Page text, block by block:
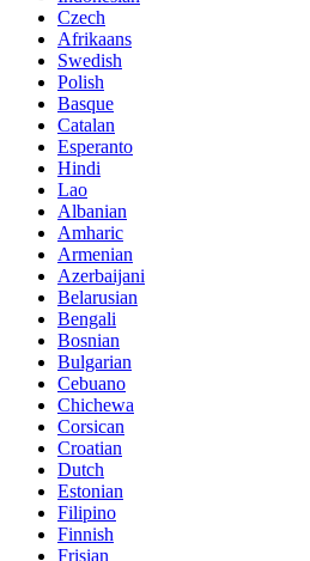
Czech
Afrikaans
Swedish
Polish
Basque
Catalan
Esperanto
Hindi
Lao
Albanian
Amharic
Armenian
Azerbaijani
Belarusian
Bengali
Bosnian
Bulgarian
Cebuano
Chichewa
Corsican
Croatian
Dutch
Estonian
Filipino
Finnish
Frisian